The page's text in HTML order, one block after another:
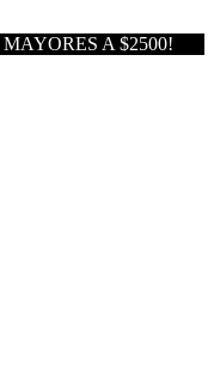
A $2500!